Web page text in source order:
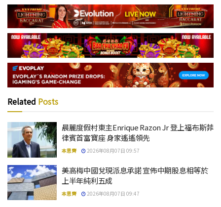
Related Posts
晨麗度假村東主Enrique Razon Jr 登上福布斯菲
律賓首富寶座 身家遙遙領先
本思齊 2026年08月07日 09:57
美高梅中國兌現派息承諾 宣佈中期股息相等於
上半年純利五成
本思齊 2026年08月07日 09:47